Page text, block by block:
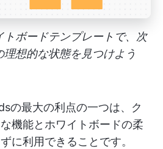
トボードテンプレートで、次
想的な状態を見つけよう
の最大の利点の一つは、ク
機能とホワイトボードの柔
に利用できることです。